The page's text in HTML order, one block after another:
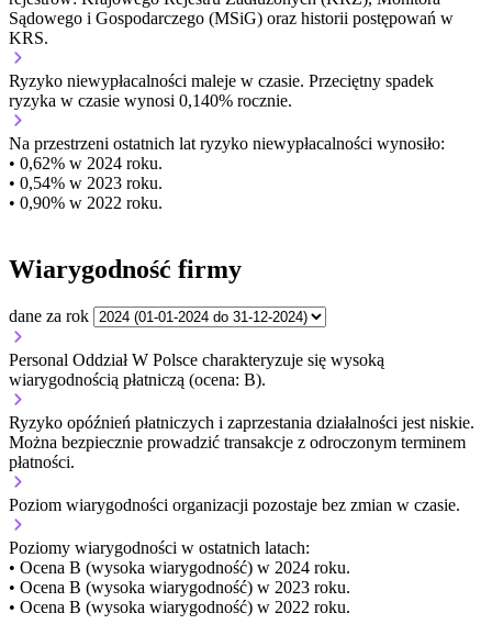
Sądowego i Gospodarczego (MSiG) oraz historii postępowań w
KRS.
Ryzyko niewypłacalności maleje w czasie. Przeciętny spadek
ryzyka w czasie wynosi 0,140% rocznie.
Na przestrzeni ostatnich lat ryzyko niewypłacalności wynosiło:
• 0,62% w 2024 roku.
• 0,54% w 2023 roku.
• 0,90% w 2022 roku.
Wiarygodność firmy
dane za rok
Personal Oddział W Polsce charakteryzuje się wysoką
wiarygodnością płatniczą (ocena: B).
Ryzyko opóźnień płatniczych i zaprzestania działalności jest niskie.
Można bezpiecznie prowadzić transakcje z odroczonym terminem
płatności.
Poziom wiarygodności organizacji pozostaje bez zmian w czasie.
Poziomy wiarygodności w ostatnich latach:
• Ocena B (wysoka wiarygodność) w 2024 roku.
• Ocena B (wysoka wiarygodność) w 2023 roku.
• Ocena B (wysoka wiarygodność) w 2022 roku.